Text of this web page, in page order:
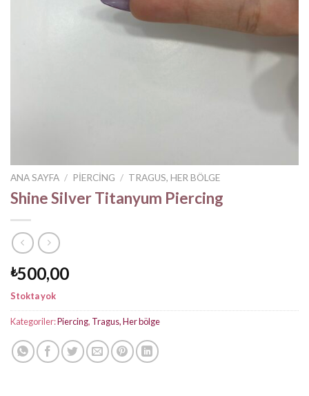
ANA SAYFA / PIERCING / TRAGUS, HER BÖLGE
Shine Silver Titanyum Piercing
₺500,00
Stokta yok
Kategoriler:Piercing, Tragus, Her bölge